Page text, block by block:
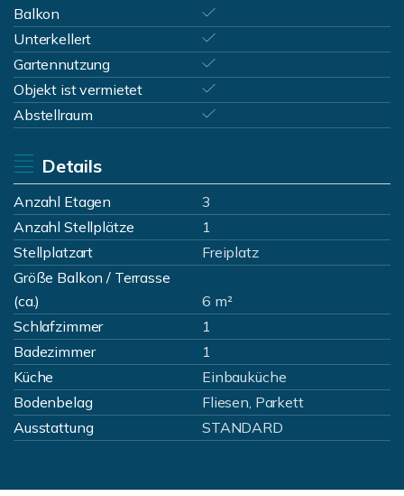
Balkon
Unterkellert
Gartennutzung
Objekt ist vermietet
Abstellraum
Details
Anzahl Etagen
3
Anzahl Stellplätze
1
Stellplatzart
Freiplatz
Größe Balkon / Terrasse
(ca.)
6 m²
Schlafzimmer
1
Badezimmer
1
Küche
Einbauküche
Bodenbelag
Fliesen, Parkett
Ausstattung
STANDARD